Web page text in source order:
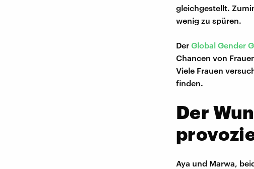
gleichgestellt.
wenig zu spüren.
Der Global Gender
Chancen von
Viele Frauen
finden.
Der
Aya und Marwa,